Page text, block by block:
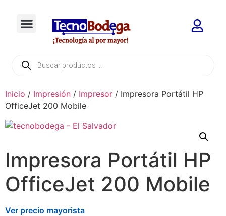
Inicio / Impresión / Impresor / Impresora Portátil HP
OfficeJet 200 Mobile
Impresora Portátil HP
OfficeJet 200 Mobile
Ver precio mayorista